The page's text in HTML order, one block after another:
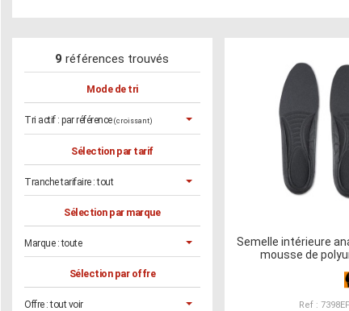
9 références trouvés
Mode de tri
Tri actif : par référence (croissant)
Sélection par tarif
Tranche tarifaire :tout
Sélection par marque
Marque :toute
Sélection par offre
Offre :tout voir
Semelle intérieure
mousse de
Ref : 7398EF